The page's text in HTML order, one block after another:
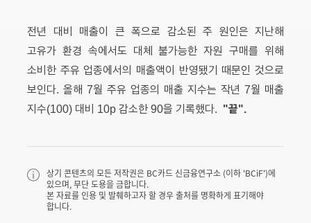
전년 대비 매출이 큰 폭으로 감소된 주 원인은 지난해
고유가 환경 속에서도 대체 불가능한 자원 구매를 위해
소비한 주유 업종에서의 매출액이 반영됐기 때문인 것으로
보인다. 올해 7월 주유 업종의 매출 지수는 작년 7월 매출
지수(100) 대비 10p 감소한 90을 기록했다. "끝".
상기 콘텐츠의 모든 저작권은 BC카드 신금융연구소 (이하 'BCiF')에
있으며, 무단 도용을 금합니다.
본 자료를 인용 및 발췌하고자 할 경우 출처를 명확하게 표기해야
합니다.